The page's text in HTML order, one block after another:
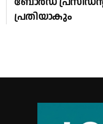
പ്രതിയാകും